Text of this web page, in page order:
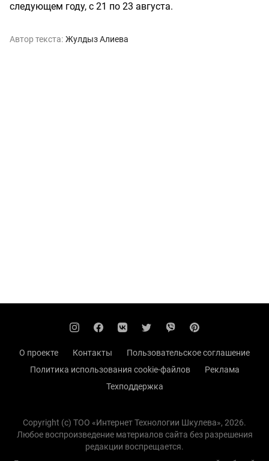
следующем году, с 21 по 23 августа.
Автор текста: Жулдыз Алиева
О проекте Контакты
Пользовательское соглашение
Политика использования cookie-файлов
Реклама
Техподдержка
Copyright (с) TOO «Интернет Технологии Шкулева», 2026.
Любое воспроизведение материалов сайта без разрешения
редакции воспрещается.